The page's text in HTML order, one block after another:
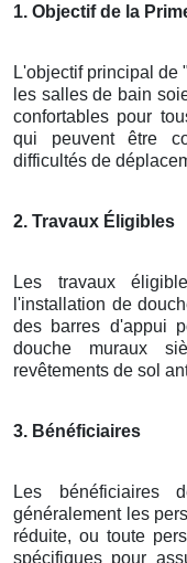
1. Objectif de la
L'objectif principal de
les salles de bain
confortables pour
qui peuvent être
difficultés de
2. Travaux Éligibles
Les travaux
l'installation de
des barres d'appui
douche muraux
revêtements de sol
3. Bénéficiaires
Les bénéficiaires
généralement les
réduite, ou toute
spécifiques pour